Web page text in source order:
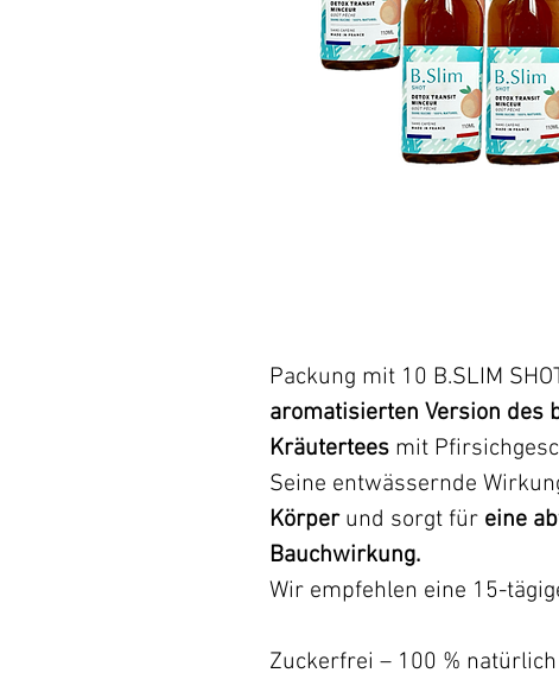
Packung mit 10 B.SLIM
aromatisierten Version des
Kräutertees mit
Seine entwässernde
Körperund sorgt für eine
Bauchwirkung.
Wir empfehlen eine 15-
Zuckerfrei – 100 % natürlich